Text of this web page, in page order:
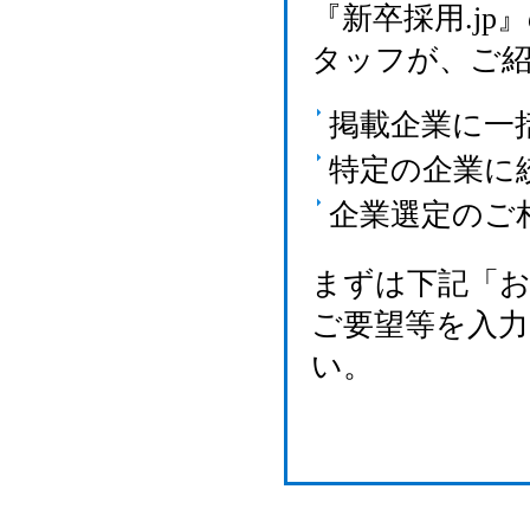
『新卒採用.jp
タッフが、ご
掲載企業に一
特定の企業に
企業選定のご
まずは下記「
ご要望等を入
い。